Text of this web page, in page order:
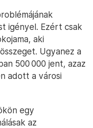
igényel. Ezért csak
aki
Ugyanez a
500 000 jent, azaz
adott a városi
egy
az